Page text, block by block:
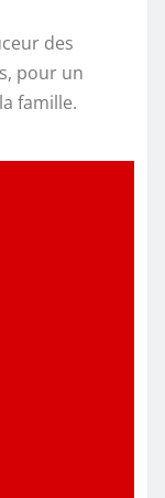
des
pour un
famille.